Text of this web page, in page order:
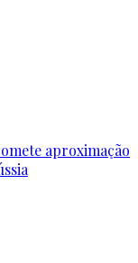
aproximação